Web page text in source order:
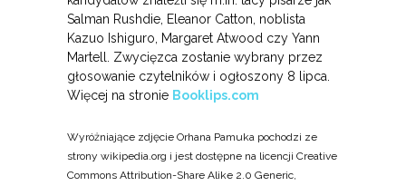
Salman Rushdie, Eleanor Catton, noblista
Kazuo Ishiguro, Margaret Atwood czy Yann
Martell. Zwycięzca zostanie wybrany przez
głosowanie czytelników i ogłoszony 8 lipca.
Więcej na stronie Booklips.com
Wyróżniające zdjęcie Orhana Pamuka pochodzi ze
strony wikipedia.org i jest dostępne na licencji Creative
Commons Attribution-Share Alike 2.0 Generic,